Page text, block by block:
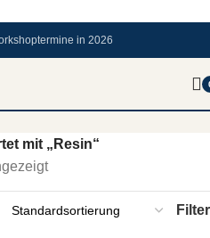
in 2026
mit „Resin“
Filter